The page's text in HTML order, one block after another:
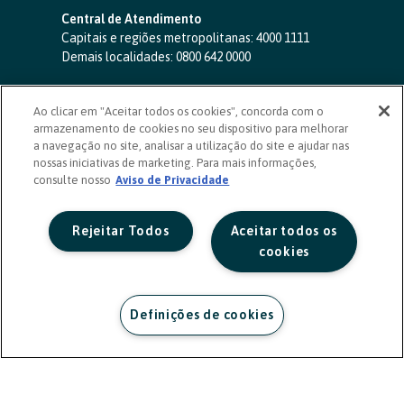
Central de Atendimento
Capitais e regiões metropolitanas: 4000 1111
Demais localidades: 0800 642 0000
SAC 24 horas-0800 724 4420
Ouvidoria
0800 725 0996
(de segunda a sexta, das 8h às 20h)
ouvidoriasicoob.com.br
Deficientes auditivos ou de fala
Ao clicar em "Aceitar todos os cookies", concorda com o
armazenamento de cookies no seu dispositivo para melhorar
a navegação no site, analisar a utilização do site e ajudar nas
nossas iniciativas de marketing. Para mais informações,
consulte nosso Aviso de Privacidade
Aceitar todos os
cookies
Rejeitar Todos
Definições de cookies